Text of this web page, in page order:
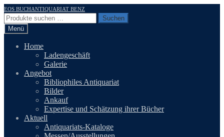
Zur
Navigation
springen
Zum
Inhalt
springen
EOS BUCHANTIQUARIAT BENZ
Suchen
nach:
Suchen
Menü
Home
Ladengeschäft
Galerie
Angebot
Bibliophiles Antiquariat
Bilder
Ankauf
Expertise und Schätzung ihrer Bücher
Aktuell
Antiquariats-Kataloge